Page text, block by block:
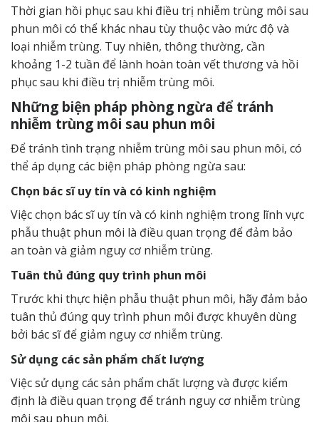
Thời gian hồi phục sau khi điều trị nhiễm trùng môi sau
phun môi có thể khác nhau tùy thuộc vào mức độ và
loại nhiễm trùng. Tuy nhiên, thông thường, cần
khoảng 1-2 tuần để lành hoàn toàn vết thương và hồi
phục sau khi điều trị nhiễm trùng môi.
Những biện pháp phòng ngừa để tránh
nhiễm trùng môi sau phun môi
Để tránh tình trạng nhiễm trùng môi sau phun môi, có
thể áp dụng các biện pháp phòng ngừa sau:
Chọn bác sĩ uy tín và có kinh nghiệm
Việc chọn bác sĩ uy tín và có kinh nghiệm trong lĩnh vực
phẫu thuật phun môi là điều quan trọng để đảm bảo
an toàn và giảm nguy cơ nhiễm trùng.
Tuân thủ đúng quy trình phun môi
Trước khi thực hiện phẫu thuật phun môi, hãy đảm bảo
tuân thủ đúng quy trình phun môi được khuyên dùng
bởi bác sĩ để giảm nguy cơ nhiễm trùng.
Sử dụng các sản phẩm chất lượng
Việc sử dụng các sản phẩm chất lượng và được kiểm
định là điều quan trọng để tránh nguy cơ nhiễm trùng
môi sau phun môi.